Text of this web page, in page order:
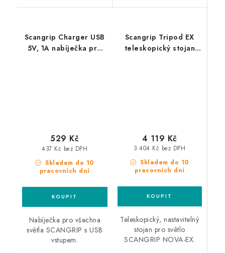
Scangrip Charger USB
5V, 1A nabíječka pro
Skladem do 10
pracovních dní
437 Kč bez DPH
529 Kč
Nabíječka pro všechna
světla SCANGRIP s USB
vstupem.
Scangrip Tripod EX
teleskopický stojan
Skladem do 10
pracovních dní
3 404 Kč bez DPH
4 119 Kč
Teleskopický, nastavitelný
stojan pro světlo
SCANGRIP NOVA-EX.